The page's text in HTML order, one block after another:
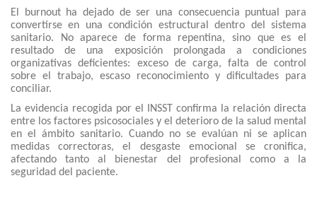
El burnout ha dejado de ser una consecuencia puntual para
convertirse en una condición estructural dentro del sistema
sanitario. No aparece de forma repentina, sino que es el
resultado de una exposición prolongada a condiciones
organizativas deficientes: exceso de carga, falta de control
sobre el trabajo, escaso reconocimiento y dificultades para
conciliar.
La evidencia recogida por el INSST confirma la relación directa
entre los factores psicosociales y el deterioro de la salud mental
en el ámbito sanitario. Cuando no se evalúan ni se aplican
medidas correctoras, el desgaste emocional se cronifica,
afectando tanto al bienestar del profesional como a la
seguridad del paciente.